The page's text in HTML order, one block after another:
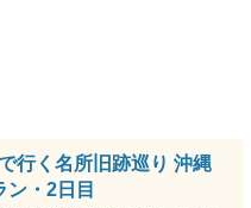
行く名所旧跡巡り 沖縄
ン・2日目